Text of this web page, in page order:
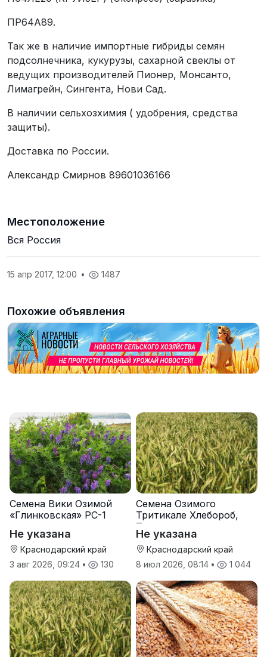
ПР64А89.
Так же в наличие импортные гибриды семян
подсолнечника, кукурузы, сахарной свеклы от
ведущих производителей Пионер, Монсанто,
Лимагрейн, Сингента, Нови Сад.
В наличии сельхозхимия ( удобрения, средства
защиты).
Доставка по России.
Александр Смирнов 89601036166
Местоположение
Вся Россия
15 апр 2017, 12:00 • 1487
Похожие объявления
Семена Вики Озимой
«Глинковская» РС-1
Не указана
Краснодарский край
3 авг 2026, 09:24 • 130
Семена Озимого
Тритикале Хлебороб,
Тихон
Не указана
Краснодарский край
8 июл 2026, 08:14 • 1 044